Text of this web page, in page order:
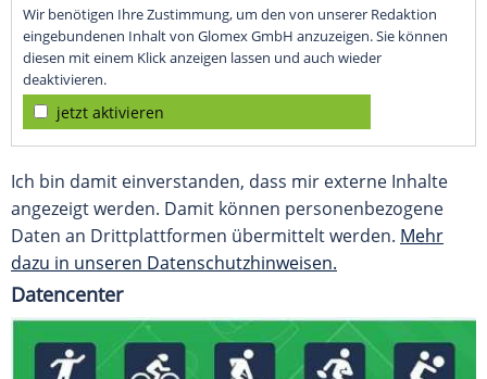
Wir benötigen Ihre Zustimmung, um den von unserer Redaktion
eingebundenen Inhalt von Glomex GmbH anzuzeigen. Sie können
diesen mit einem Klick anzeigen lassen und auch wieder
deaktivieren.
jetzt aktivieren
Ich bin damit einverstanden, dass mir externe Inhalte
angezeigt werden. Damit können personenbezogene
Daten an Drittplattformen übermittelt werden. Mehr
dazu in unseren Datenschutzhinweisen.
Datencenter